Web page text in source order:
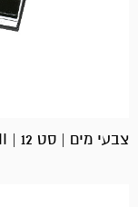
צבעי מים | סט 12 | II